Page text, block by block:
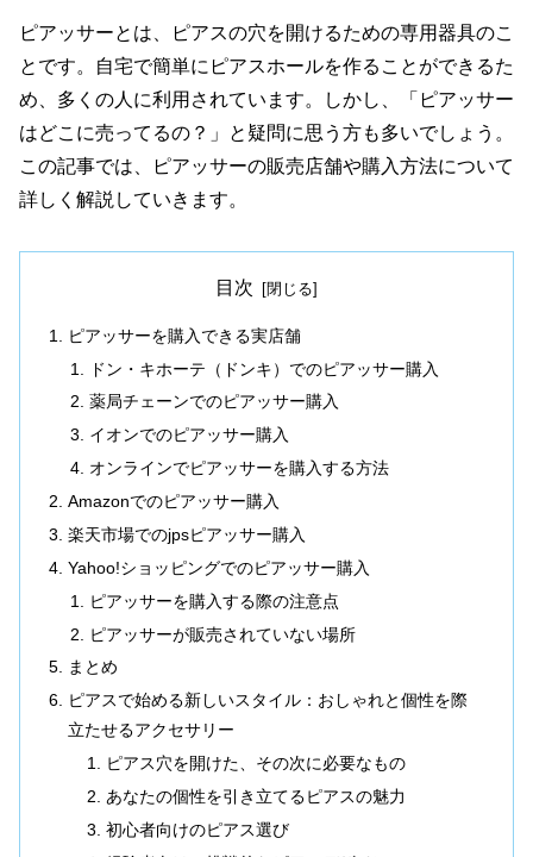
ピアッサーとは、ピアスの穴を開けるための専用器具のこ
とです。自宅で簡単にピアスホールを作ることができるた
め、多くの人に利用されています。しかし、「ピアッサー
はどこに売ってるの？」と疑問に思う方も多いでしょう。
この記事では、ピアッサーの販売店舗や購入方法について
詳しく解説していきます。
目次
ピアッサーを購入できる実店舗
ドン・キホーテ（ドンキ）でのピアッサー購入
薬局チェーンでのピアッサー購入
イオンでのピアッサー購入
オンラインでピアッサーを購入する方法
Amazonでのピアッサー購入
楽天市場でのjpsピアッサー購入
Yahoo!ショッピングでのピアッサー購入
ピアッサーを購入する際の注意点
ピアッサーが販売されていない場所
まとめ
ピアスで始める新しいスタイル：おしゃれと個性を際
立たせるアクセサリー
ピアス穴を開けた、その次に必要なもの
あなたの個性を引き立てるピアスの魅力
初心者向けのピアス選び